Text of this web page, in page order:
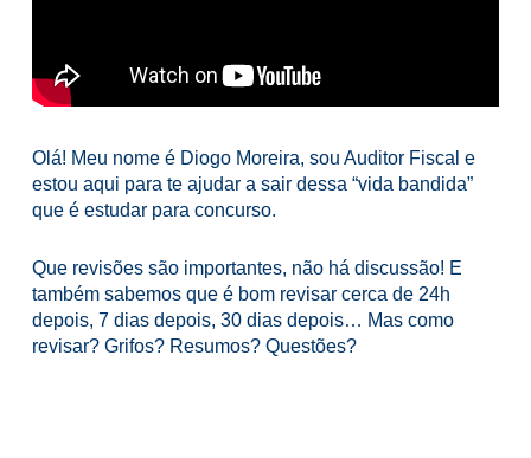
Olá! Meu nome é Diogo Moreira, sou Auditor Fiscal e
estou aqui para te ajudar a sair dessa “vida bandida”
que é estudar para concurso.
Que revisões são importantes, não há discussão! E
também sabemos que é bom revisar cerca de 24h
depois, 7 dias depois, 30 dias depois… Mas como
revisar? Grifos? Resumos? Questões?